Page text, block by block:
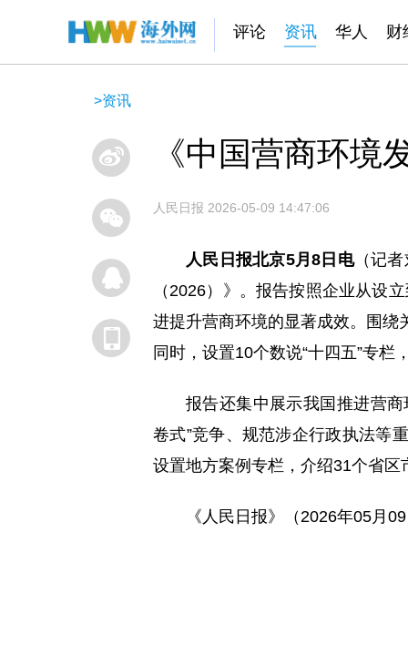
评论 资讯 华人 财
>资讯
《中国营商环境
人民日报 2026-05-09 14:47:06
人民日报北京5月8日电（记者
（2026）》。报告按照企业从设
进提升营商环境的显著成效。围绕
同时，设置10个数说“十四五”专
报告还集中展示我国推进营
卷式”竞争、规范涉企行政执法等
设置地方案例专栏，介绍31个省
《人民日报》（2026年05月